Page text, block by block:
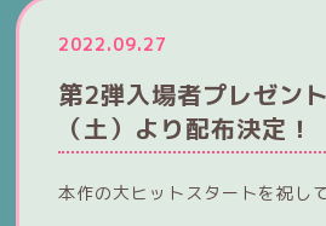
2022.09.27
第2弾入場者プレゼン
（土）より配布決定！
本作の大ヒットスタートを祝して